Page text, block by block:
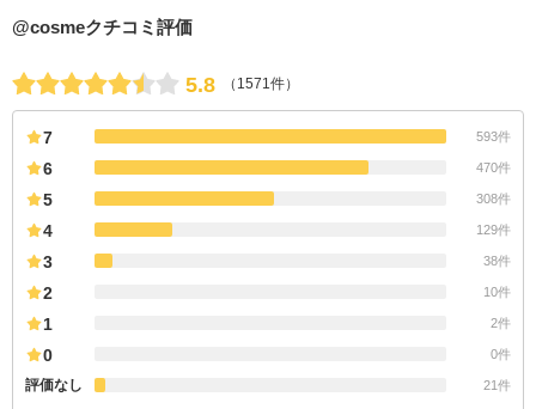
@cosmeクチコミ評価
5.8 （1571件）
7 593件
6 470件
5 308件
4 129件
3 38件
2 10件
1 2件
0 0件
評価なし 21件